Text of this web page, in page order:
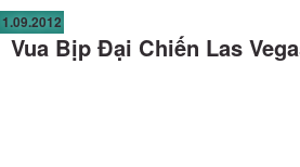
1.09.2012
Vua Bịp Đại Chiến Las